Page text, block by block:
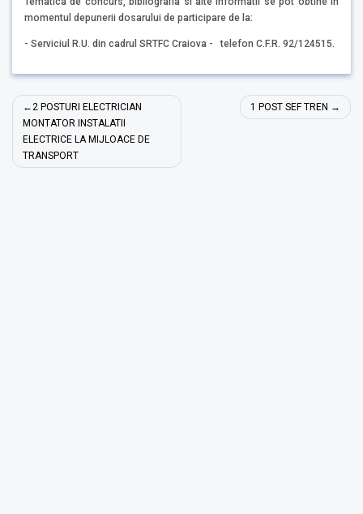
momentul depunerii dosarului de participare de la:
- Serviciul R.U. din cadrul SRTFC Craiova - telefon C.F.R. 92/124515.
Navigare
în
articole
2 POSTURI ELECTRICIAN
MONTATOR INSTALATII
ELECTRICE LA MIJLOACE DE
TRANSPORT
1 POST SEF TREN